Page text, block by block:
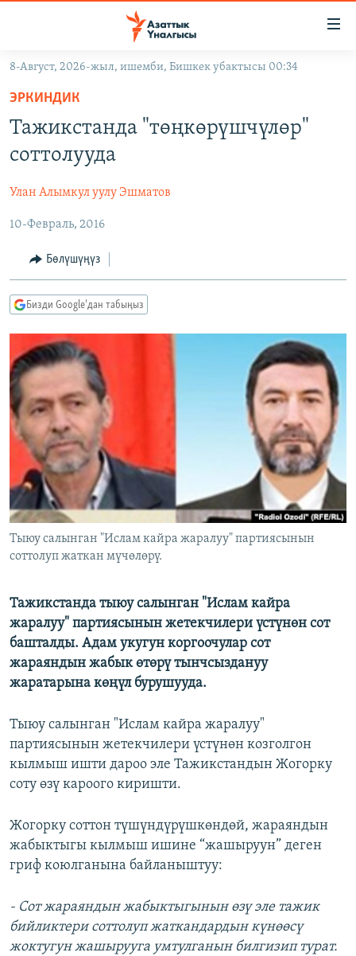
Навигацияга
өтүңүз
Издөөгө
салыңыз
ЭКОНОМИКА
МАДАНИЯТ
БОРБОР АЗИЯ
АТАЙЫН ИЛИКТӨӨ
ТВ ПРОГРАММАЛАР
БҮГҮН АЗАТТЫКТА
БИЗ ЖАНА ДҮЙНӨ
ДАНИСТЕ
ЭЖЕ-СИҢДИЛЕР
АЗАТТЫК+
ЫҢГАЙСЫЗ СУРООЛОР
ПОДКАСТ
ӨЗГӨЧӨ ПИКИР
ОНЛАЙН ШЕРИНЕ
ЭЕ/АРнун бардык сайттары
8-Август, 2026-жыл, ишемби, Бишкек убактысы 00:34
ЭРКИНДИК
Тажикстанда "төңкөрүшчүлөр"
соттолууда
Улан Алымкул уулу Эшматов
10-Февраль, 2016
Бөлүшүңүз
Бизди Google'дан табыңыз
Тыюу салынган "Ислам кайра жаралуу" партиясынын
соттолуп жаткан мүчөлөрү.
Тажикстанда тыюу салынган "Ислам кайра
жаралуу" партиясынын жетекчилери үстүнөн сот
башталды. Адам укугун коргоочулар сот
жараяндын жабык өтөрү тынчсыздануу
жаратарына көңүл бурушууда.
Тыюу салынган "Ислам кайра жаралуу"
партиясынын жетекчилери үстүнөн козголгон
кылмыш ишти дароо эле Тажикстандын Жогорку
cоту өзү кароого киришти.
Жогорку cоттон түшүндүрүшкөндөй, жараяндын
жабыктыгы кылмыш ишине “жашыруун” деген
гриф коюлганына байланыштуу:
- Сот жараяндын жабыктыгынын өзү эле тажик
бийликтери соттолуп жаткандардын күнөөсү
жоктугун жашырууга умтулганын билгизип турат.